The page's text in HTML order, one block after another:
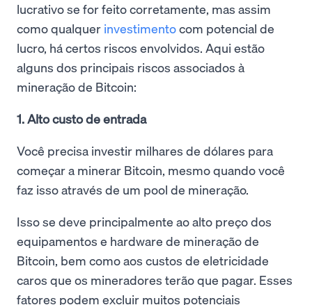
lucrativo se for feito corretamente, mas assim
como qualquer investimentocom potencial de
lucro, há certos riscos envolvidos. Aqui estão
alguns dos principais riscos associados à
mineração de Bitcoin:
1. Alto custo de entrada
Você precisa investir milhares de dólares para
começar a minerar Bitcoin, mesmo quando você
faz isso através de um pool de mineração.
Isso se deve principalmente ao alto preço dos
equipamentos e hardware de mineração de
Bitcoin, bem como aos custos de eletricidade
caros que os mineradores terão que pagar. Esses
fatores podem excluir muitos potenciais